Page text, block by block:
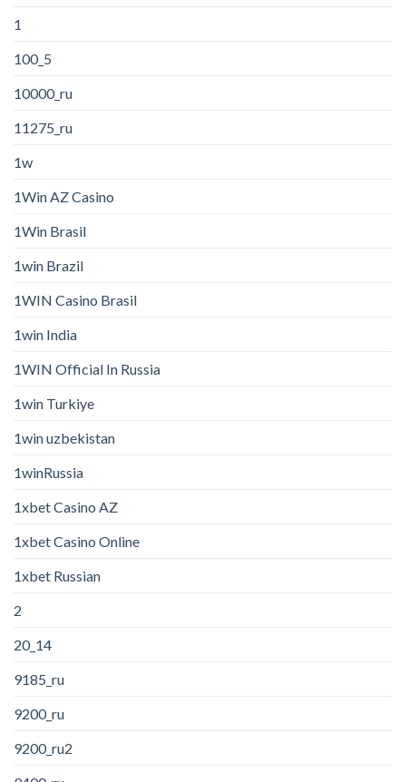
1
100_5
10000_ru
11275_ru
1w
1Win AZ Casino
1Win Brasil
1win Brazil
1WIN Casino Brasil
1win India
1WIN Official In Russia
1win Turkiye
1win uzbekistan
1winRussia
1xbet Casino AZ
1xbet Casino Online
1xbet Russian
2
20_14
9185_ru
9200_ru
9200_ru2